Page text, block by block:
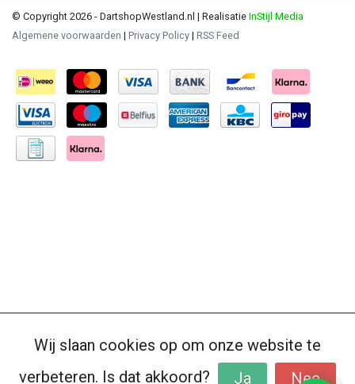
© Copyright 2026 - DartshopWestland.nl | Realisatie InStijl Media
Algemene voorwaarden | Privacy Policy | RSS Feed
Wij slaan cookies op om onze website te
verbeteren. Is dat akkoord?
Ja Nee